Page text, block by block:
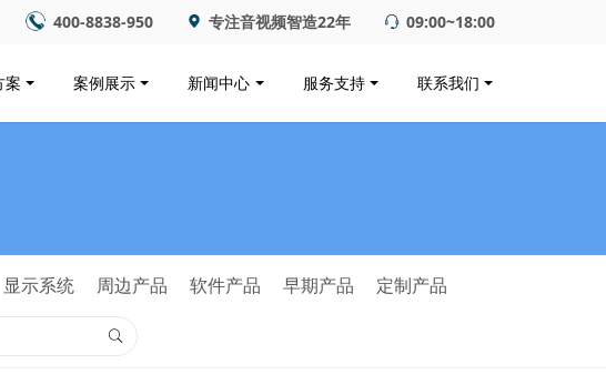
400-8838-950 专注音视频智造22年 09:00~18:00
案 案例展示 新闻中心 服务支持 联系我们
显示系统 周边产品 软件产品 早期产品 定制产品